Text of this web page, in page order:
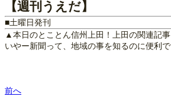
【週刊うえだ】
■土曜日発刊
▲本日のとことん信州上田！上田の関連記
いやー新聞って、地域の事を知るのに便利で
前へ